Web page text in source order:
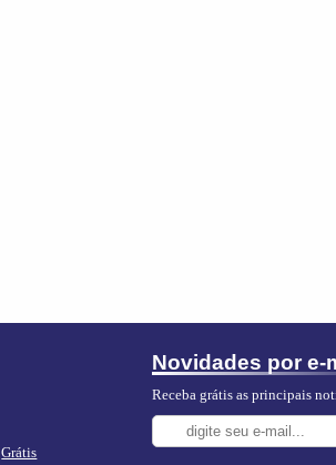
Grátis
Novidades por e-
Receba grátis as principais